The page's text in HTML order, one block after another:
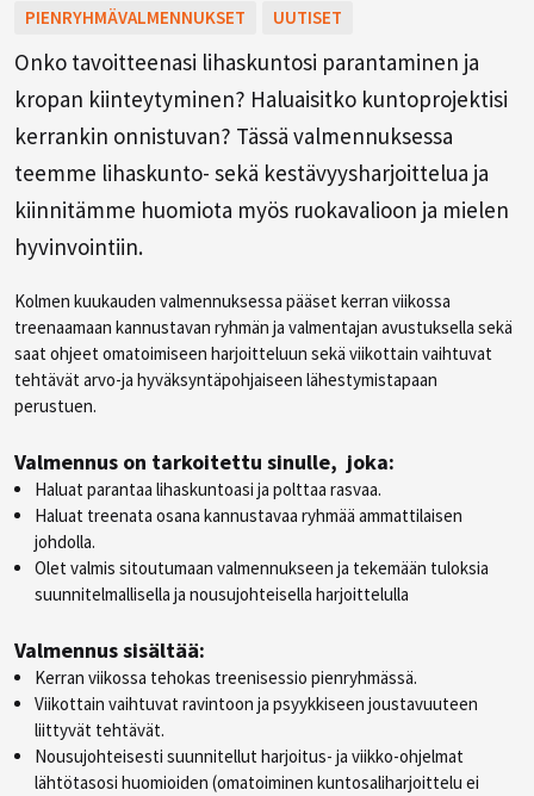
PIENRYHMÄVALMENNUKSET UUTISET
Onko tavoitteenasi lihaskuntosi parantaminen ja
kropan kiinteytyminen? Haluaisitko kuntoprojektisi
kerrankin onnistuvan? Tässä valmennuksessa
teemme lihaskunto- sekä kestävyysharjoittelua ja
kiinnitämme huomiota myös ruokavalioon ja mielen
hyvinvointiin.
Kolmen kuukauden valmennuksessa pääset kerran viikossa
treenaamaan kannustavan ryhmän ja valmentajan avustuksella sekä
saat ohjeet omatoimiseen harjoitteluun sekä viikottain vaihtuvat
tehtävät arvo-ja hyväksyntäpohjaiseen lähestymistapaan
perustuen.
Valmennus on tarkoitettu sinulle, joka:
Haluat parantaa lihaskuntoasi ja polttaa rasvaa.
Haluat treenata osana kannustavaa ryhmää ammattilaisen
johdolla.
Olet valmis sitoutumaan valmennukseen ja tekemään tuloksia
suunnitelmallisella ja nousujohteisella harjoittelulla
Valmennus sisältää:
Kerran viikossa tehokas treenisessio pienryhmässä.
Viikottain vaihtuvat ravintoon ja psyykkiseen joustavuuteen
liittyvät tehtävät.
Nousujohteisesti suunnitellut harjoitus- ja viikko-ohjelmat
lähtötasosi huomioiden (omatoiminen kuntosaliharjoittelu ei